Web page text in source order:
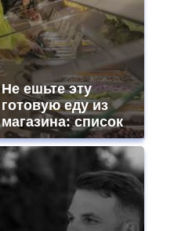
Не ешьте эту
готовую еду из
магазина: список